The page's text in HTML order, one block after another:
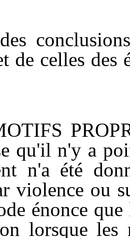
de celles
qu'il n'y a
n'a été
violence ou
énonce
lorsque les